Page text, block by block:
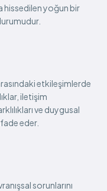
hissedilen yoğun bir
etkileşimlerde
iletişim
ve duygusal
eder.
sorunlarını